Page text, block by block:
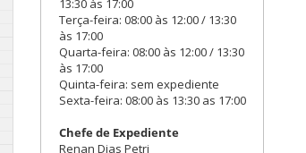
13:30 às 17:00
Terça-feira: 08:00 às 12:00 / 13:30
às 17:00
Quarta-feira: 08:00 às 12:00 / 13:30
às 17:00
Quinta-feira: sem expediente
Sexta-feira: 08:00 às 13:30 as 17:00
Chefe de Expediente
Renan Dias Petri